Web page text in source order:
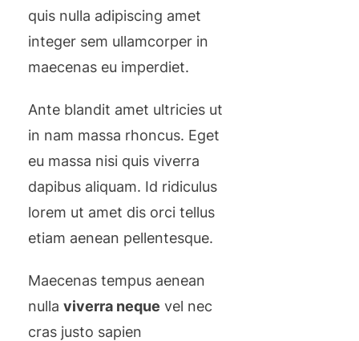
quis nulla adipiscing amet
integer sem ullamcorper in
maecenas eu imperdiet.
Ante blandit amet ultricies ut
in nam massa rhoncus. Eget
eu massa nisi quis viverra
dapibus aliquam. Id ridiculus
lorem ut amet dis orci tellus
etiam aenean pellentesque.
Maecenas tempus aenean
nulla viverra neque vel nec
cras justo sapien